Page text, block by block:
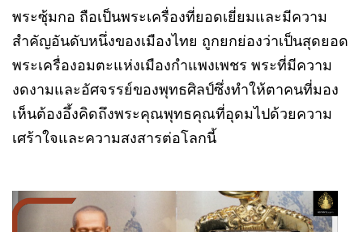
พระซุ้มกอ ถือเป็นพระเครื่องที่ยอดเยี่ยมและมีความ
สำคัญอันดับหนึ่งของเมืองไทย ถูกยกย่องว่าเป็นสุดยอด
พระเครื่องอมตะแห่งเมืองกำแพงเพชร พระที่มีความ
งดงามและอัศจรรย์ของพุทธศิลป์ซึ่งทำให้ตาคนที่มอง
เห็นต้องอึ้งคิดถึงพระคุณพุทธคุณที่อุดมไปด้วยความ
เศร้าใจและความสงสารต่อโลกนี้